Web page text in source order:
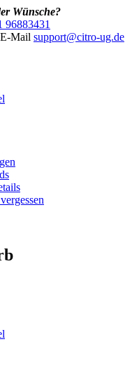
Wünsche?
96883431
Mail support@citro-ug.de